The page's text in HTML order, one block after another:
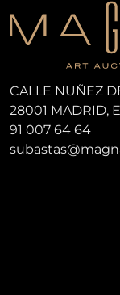
CALLE NUÑEZ
28001 MADRID,
91 007 64 64